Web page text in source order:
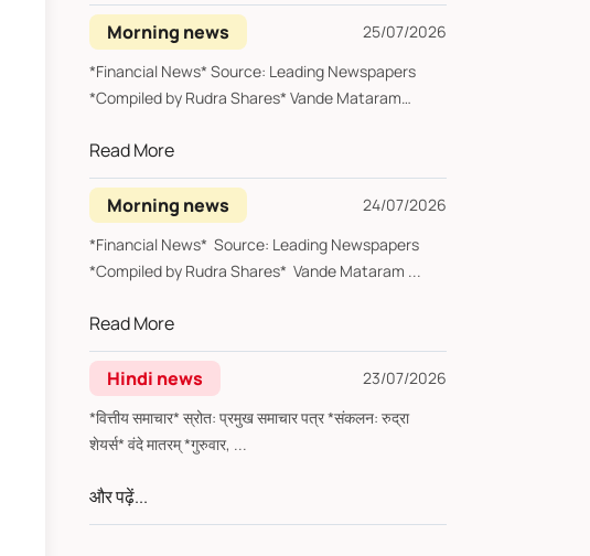
Morning news
25/07/2026
*Financial News* Source: Leading Newspapers
*Compiled by Rudra Shares* Vande Mataram
Read More
Morning news
24/07/2026
*Financial News* Source: Leading Newspapers
*Compiled by Rudra Shares* Vande Mataram ...
Read More
Hindi news
23/07/2026
*वित्तीय समाचार* स्रोत: प्रमुख समाचार पत्र *संकलन: रुद्रा
शेयर्स* वंदे मातरम् *गुरुवार, ...
और पढ़ें...